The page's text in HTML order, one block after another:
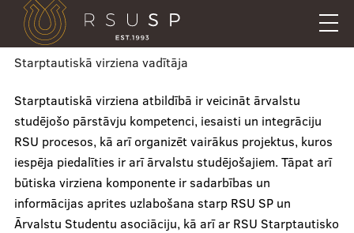
Pārlekt
galveno
saturu
English
Meklēt Mobile
augšējā
izvēlne
Aktualitāšu e-pasts
Galerija
Studentu māja
Uzdod savu jautājumu
Kā mūs atrast
Starptautiskā virziena vadītāja
Starptautiskā virziena atbildībā ir veicināt ārvalstu
studējošo pārstāvju kompetenci, iesaisti un integrāciju
RSU procesos, kā arī organizēt vairākus projektus, kuros
iespēja piedalīties ir arī ārvalstu studējošajiem. Tāpat arī
būtiska virziena komponente ir sadarbības un
informācijas aprites uzlabošana starp RSU SP un
Ārvalstu Studentu asociāciju, kā arī ar RSU Starptautisko